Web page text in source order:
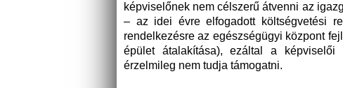
képviselőnek nem célszerű átvenni az
– az idei évre elfogadott költségvetési
rendelkezésre az egészségügyi központ
épület átalakítása), ezáltal a képviselői
érzelmileg nem tudja támogatni.